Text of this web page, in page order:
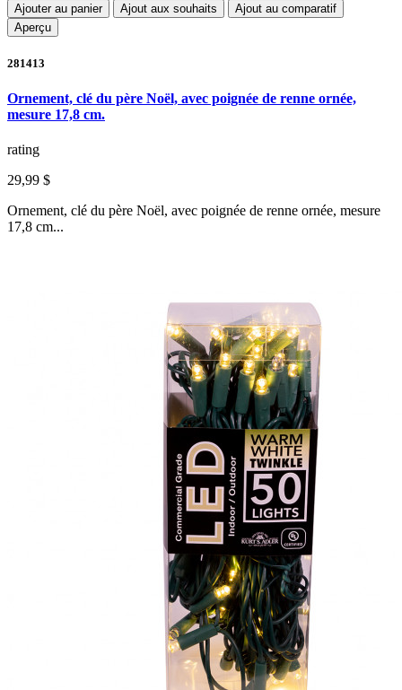
Ajouter au panier Ajout aux souhaits
Ajout au comparatif
Aperçu
281413
Ornement, clé du père Noël, avec poignée de renne ornée,
mesure 17,8 cm.
rating
29,99 $
Ornement, clé du père Noël, avec poignée de renne ornée, mesure
17,8 cm...